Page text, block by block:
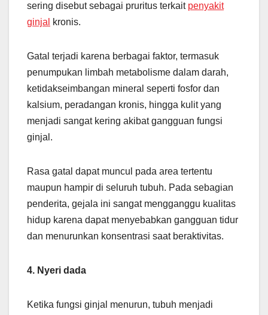
sering disebut sebagai pruritus terkait penyakit
ginjal
kronis.
Gatal terjadi karena berbagai faktor, termasuk
penumpukan limbah metabolisme dalam darah,
ketidakseimbangan mineral seperti fosfor dan
kalsium, peradangan kronis, hingga kulit yang
menjadi sangat kering akibat gangguan fungsi
ginjal.
Rasa gatal dapat muncul pada area tertentu
maupun hampir di seluruh tubuh. Pada sebagian
penderita, gejala ini sangat mengganggu kualitas
hidup karena dapat menyebabkan gangguan tidur
dan menurunkan konsentrasi saat beraktivitas.
4. Nyeri dada
Ketika fungsi ginjal menurun, tubuh menjadi